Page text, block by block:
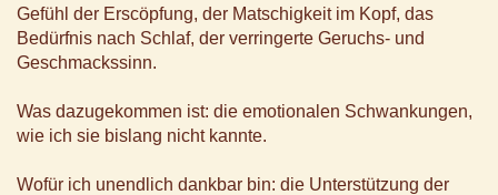
Gefühl der Erscöpfung, der Matschigkeit im Kopf, das
Bedürfnis nach Schlaf, der verringerte Geruchs- und
Geschmackssinn.
Was dazugekommen ist: die emotionalen Schwankungen,
wie ich sie bislang nicht kannte.
Wofür ich unendlich dankbar bin: die Unterstützung der